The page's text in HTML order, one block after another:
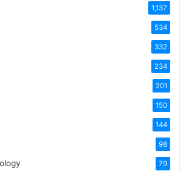
1,137
534
332
234
201
150
144
98
79